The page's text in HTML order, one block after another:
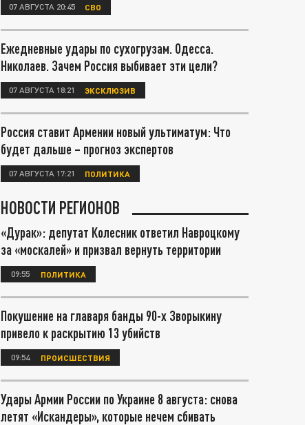
07 АВГУСТА 20:45 СВО
Ежедневные удары по сухогрузам. Одесса.
Николаев. Зачем Россия выбивает эти цели?
07 АВГУСТА 18:21 ЭКСКЛЮЗИВ
Россия ставит Армении новый ультиматум: Что
будет дальше – прогноз экспертов
07 АВГУСТА 17:21 ПОЛИТИКА
НОВОСТИ РЕГИОНОВ
«Дурак»: депутат Колесник ответил Навроцкому
за «москалей» и призвал вернуть территории
09:55 ПОЛИТИКА
Покушение на главаря банды 90-х Зворыкину
привело к раскрытию 13 убийств
09:54 ПРОИСШЕСТВИЯ
Удары Армии России по Украине 8 августа: снова
летят «Искандеры», которые нечем сбивать